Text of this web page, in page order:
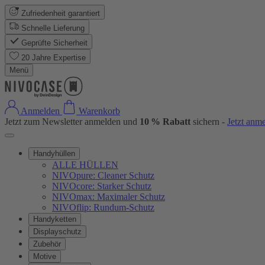
Zufriedenheit garantiert
Schnelle Lieferung
Geprüfte Sicherheit
20 Jahre Expertise
Menü
Anmelden
Warenkorb
Jetzt zum Newsletter anmelden und 10 % Rabatt sichern - Jetzt
Handyhüllen
ALLE HÜLLEN
NIVOpure: Cleaner Schutz
NIVOcore: Starker Schutz
NIVOmax: Maximaler Schutz
NIVOflip: Rundum-Schutz
Handyketten
Displayschutz
Zubehör
Motive